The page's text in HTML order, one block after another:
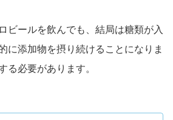
ビールを飲んでも、結局は糖類が入
に添加物を摂り続けることになりま
る必要があります。